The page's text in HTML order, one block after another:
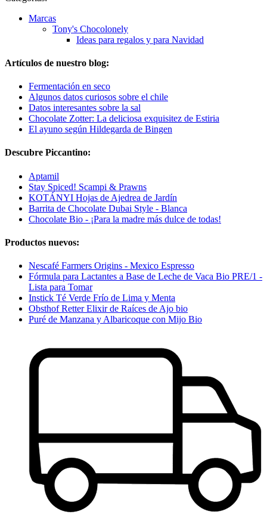
Marcas
Tony's Chocolonely
Ideas para regalos y para Navidad
Artículos de nuestro blog:
Fermentación en seco
Algunos datos curiosos sobre el chile
Datos interesantes sobre la sal
Chocolate Zotter: La deliciosa exquisitez de Estiria
El ayuno según Hildegarda de Bingen
Descubre Piccantino:
Aptamil
Stay Spiced! Scampi & Prawns
KOTÁNYI Hojas de Ajedrea de Jardín
Barrita de Chocolate Dubai Style - Blanca
Chocolate Bio - ¡Para la madre más dulce de todas!
Productos nuevos:
Nescafé Farmers Origins - Mexico Espresso
Fórmula para Lactantes a Base de Leche de Vaca Bio PRE/1 -
Lista para Tomar
Instick Té Verde Frío de Lima y Menta
Obsthof Retter Elixir de Raíces de Ajo bio
Puré de Manzana y Albaricoque con Mijo Bio